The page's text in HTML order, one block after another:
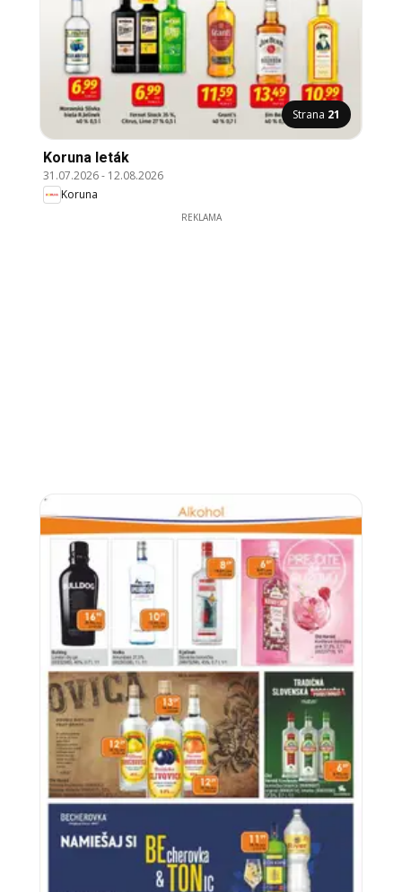
Strana 21
Koruna leták
31.07.2026- 12.08.2026
Koruna
REKLAMA